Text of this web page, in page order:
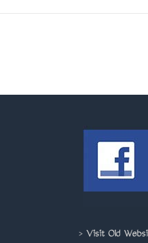
> Visit Old